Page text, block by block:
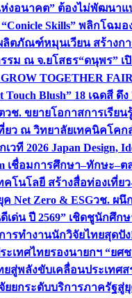
ห่งอนาคต” ต้องไม่พัฒนา
“Conicle Skills” พลิกโฉ
ลิตภัณฑ์หมุนเวียน สร้างก
รม ณ จ.ยโสธร“ดนุพร” เ
TOGETHER
Blush” 18 เฉดสี
วช. ขยายโอกาสการเรียน
ยว ณ วิทยาลัยเทคนิคโค
ที 2026 Japan
เชื่อมการศึกษา–ทักษะ–ต
โนโลยี สร้างสื่อท่องเที่ย
Net Zero & ESGวช. ผนึ
ด่น ปี 2569” เชิดชูนักศึ
ารทำงานนักวิจัยไทยสุดปั
ะเทศไทยรองนายกฯ “ยศ
ยสู่พลังขับเคลื่อนประเทศส
ยยกระดับบริการภาครัฐสู่